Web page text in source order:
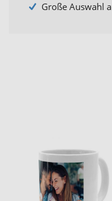
Große Auswahl